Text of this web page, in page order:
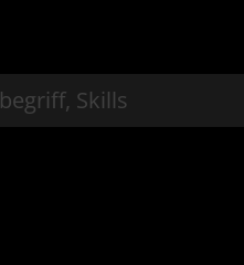
Skills eingeben